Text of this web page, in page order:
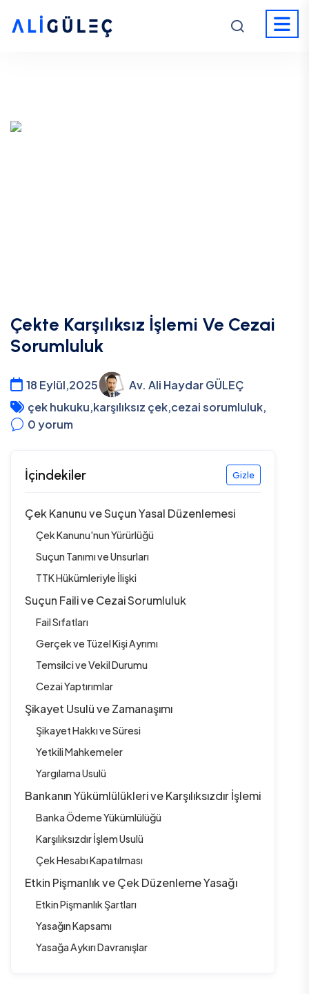
Çekte Karşılıksız İşlemi Ve Cezai
Sorumluluk
18 Eylül,2025
Av. Ali Haydar GÜLEÇ
çek hukuku,karşılıksız çek,cezai sorumluluk,
0yorum
İçindekiler Gizle
Çek Kanunu ve Suçun Yasal Düzenlemesi
Çek Kanunu'nun Yürürlüğü
Suçun Tanımı ve Unsurları
TTK Hükümleriyle İlişki
Suçun Faili ve Cezai Sorumluluk
Fail Sıfatları
Gerçek ve Tüzel Kişi Ayrımı
Temsilci ve Vekil Durumu
Cezai Yaptırımlar
Şikayet Usulü ve Zamanaşımı
Şikayet Hakkı ve Süresi
Yetkili Mahkemeler
Yargılama Usulü
Bankanın Yükümlülükleri ve Karşılıksızdır İşlemi
Banka Ödeme Yükümlülüğü
Karşılıksızdır İşlem Usulü
Çek Hesabı Kapatılması
Etkin Pişmanlık ve Çek Düzenleme Yasağı
Etkin Pişmanlık Şartları
Yasağın Kapsamı
Yasağa Aykırı Davranışlar